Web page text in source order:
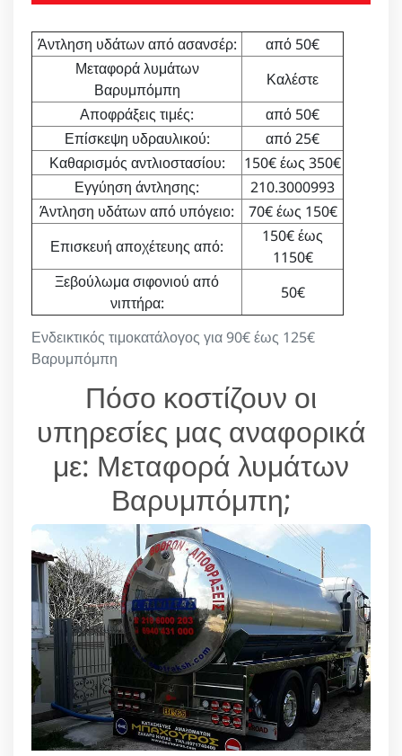
Ενδεικτικός τιμοκατάλογος για 90€ έως 125€
Βαρυμπόμπη
Άντληση υδάτων από ασανσέρ:
από 50€
Μεταφορά λυμάτων
Βαρυμπόμπη
Καλέστε
Αποφράξεις τιμές:
από 50€
Επίσκεψη υδραυλικού:
από 25€
Καθαρισμός αντλιοστασίου:
150€ έως 350€
Εγγύηση άντλησης:
210.3000993
Άντληση υδάτων από υπόγειο:
70€ έως 150€
Επισκευή αποχέτευης από:
150€ έως
1150€
Ξεβούλωμα σιφονιού από
νιπτήρα:
50€
Πόσο κοστίζουν οι
υπηρεσίες μας αναφορικά
με: Μεταφορά λυμάτων
Βαρυμπόμπη;